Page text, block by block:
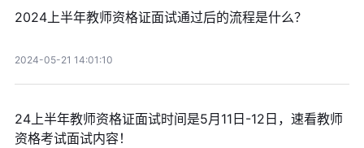
2024上半年教师资格证面试通过后的流程是什么？
2024-05-21 14:01:10
24上半年教师资格证面试时间是5月11日-12日，速看教师
资格考试面试内容！